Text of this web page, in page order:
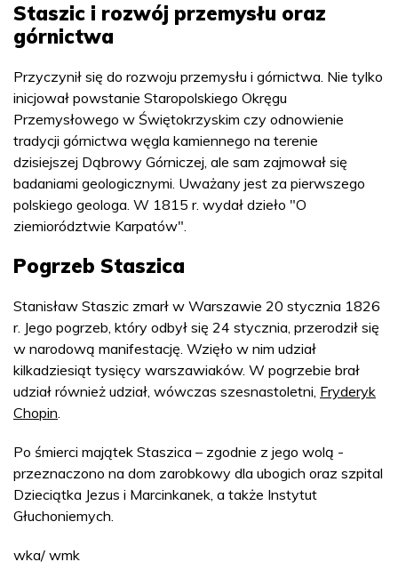
Staszic i rozwój przemysłu oraz
górnictwa
Przyczynił się do rozwoju przemysłu i górnictwa. Nie tylko
inicjował powstanie Staropolskiego Okręgu
Przemysłowego w Świętokrzyskim czy odnowienie
tradycji górnictwa węgla kamiennego na terenie
dzisiejszej Dąbrowy Górniczej, ale sam zajmował się
badaniami geologicznymi. Uważany jest za pierwszego
polskiego geologa. W 1815 r. wydał dzieło "O
ziemiorództwie Karpatów".
Pogrzeb Staszica
Stanisław Staszic zmarł w Warszawie 20 stycznia 1826
r. Jego pogrzeb, który odbył się 24 stycznia, przerodził się
w narodową manifestację. Wzięło w nim udział
kilkadziesiąt tysięcy warszawiaków. W pogrzebie brał
udział również udział, wówczas szesnastoletni, Fryderyk
Chopin.
Po śmierci majątek Staszica – zgodnie z jego wolą -
przeznaczono na dom zarobkowy dla ubogich oraz szpital
Dzieciątka Jezus i Marcinkanek, a także Instytut
Głuchoniemych.
wka/ wmk